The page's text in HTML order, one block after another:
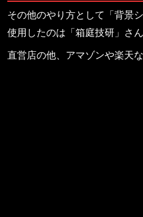
その他のやり方として「背景
使用したのは「箱庭技研」さ
直営店の他、アマゾンや楽天